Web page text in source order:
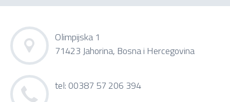
Olimpijska 1
71423 Jahorina, Bosna i Hercegovina
tel: 00387 57 206 394